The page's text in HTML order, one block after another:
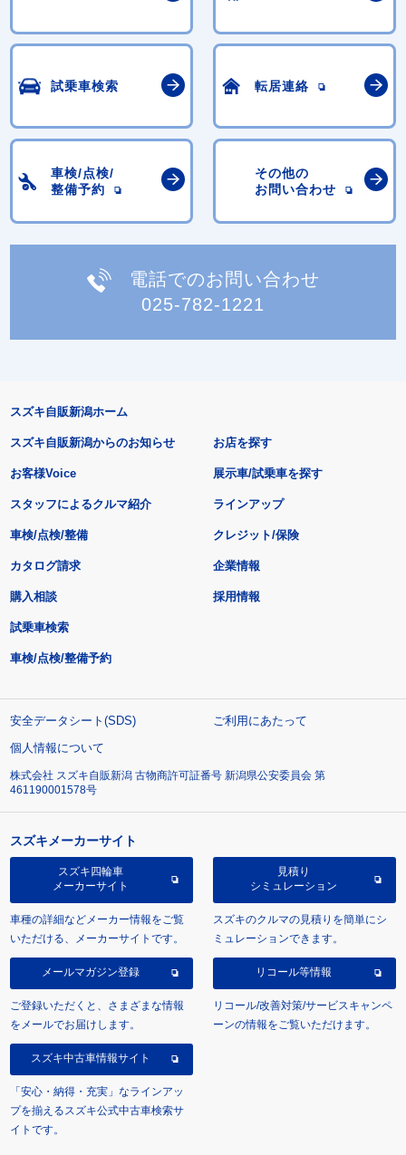
試乗車検索 転居連絡
車検/点検/
整備予約
その他の
お問い合わせ
電話でのお問い合わせ
025-782-1221
スズキ自販新潟ホーム
スズキ自販新潟からのお知らせ
お客様Voice
スタッフによるクルマ紹介
お店を探す
展示車/試乗車を探す
ラインアップ
車検/点検/整備 クレジット/保険
カタログ請求
購入相談
試乗車検索
車検/点検/整備予約
企業情報
採用情報
安全データシート(SDS)
ご利用にあたって
個人情報について
株式会社 スズキ自販新潟 古物商許可証番号 新潟県公安委員会 第
461190001578号
スズキメーカーサイト
スズキ四輪車
メーカーサイト
車種の詳細などメーカー情報をご覧
いただける、メーカーサイトです。
見積り
シミュレーション
スズキのクルマの見積りを簡単にシ
ミュレーションできます。
メールマガジン登録
ご登録いただくと、さまざまな情報
をメールでお届けします。
リコール等情報
リコール/改善対策/サービスキャンペ
ーンの情報をご覧いただけます。
スズキ中古車情報サイト
「安心・納得・充実」なラインアッ
プを揃えるスズキ公式中古車検索サ
イトです。